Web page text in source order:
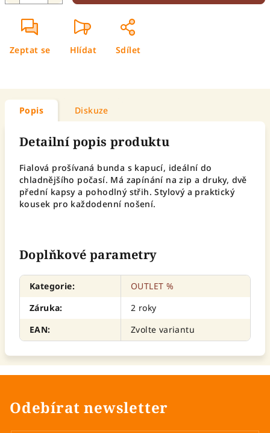
Zeptat se Hlídat Sdílet
Popis Diskuze
Detailní popis produktu
Fialová prošívaná bunda s kapucí, ideální do
chladnějšího počasí. Má zapínání na zip a druky, dvě
přední kapsy a pohodlný střih. Stylový a praktický
kousek pro každodenní nošení.
Doplňkové parametry
Kategorie:
OUTLET %
Záruka:
2 roky
EAN: Zvolte variantu
Odebírat newsletter